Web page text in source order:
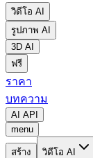
วิดีโอ AI
รูปภาพ AI
3D AI
ฟรี
ราคา
บทความ
AI API
menu
สร้าง
วิดีโอ AI